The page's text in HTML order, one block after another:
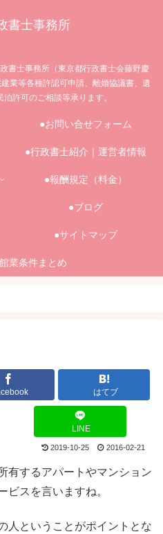
書士事務所
書士事務所（東京都行政書士会藤野慶
業等各種許認可申請、離婚協議書、遺
許可のご相談等承ります。
●お問い合せフォーム
●行政書士紹介｜運営者情報
●報酬規定（料金）
●ブログ
●サイトマップ
業条件まとめ
はてブ
LINE
2019-10-25 2016-02-21
有するアパートやマンション
ビスを言いますね。
人ということがポイントとな